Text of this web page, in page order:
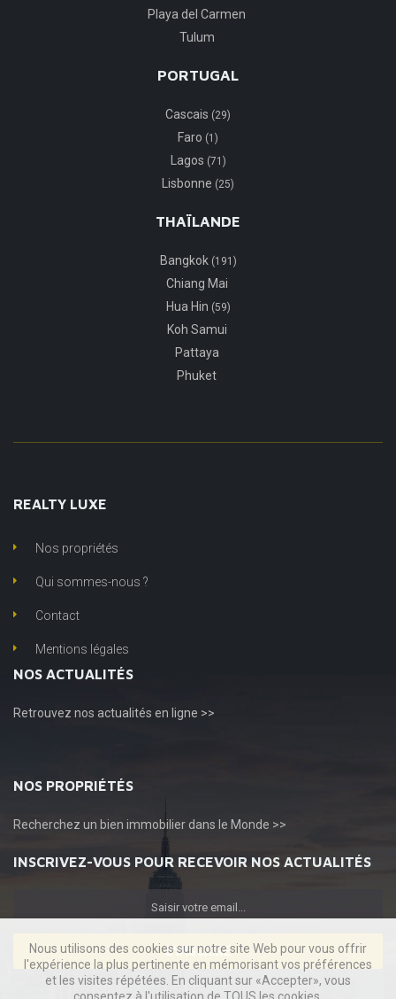
Playa del Carmen
Tulum
PORTUGAL
Cascais (29)
Faro (1)
Lagos (71)
Lisbonne (25)
THAÏLANDE
Bangkok (191)
Chiang Mai
Hua Hin (59)
Koh Samui
Pattaya
Phuket
REALTY LUXE
Nos propriétés
Qui sommes-nous ?
Contact
Mentions légales
NOS ACTUALITÉS
Retrouvez nos actualités en ligne >>
NOS PROPRIÉTÉS
Recherchez un bien immobilier dans le Monde >>
INSCRIVEZ-VOUS POUR RECEVOIR NOS ACTUALITÉS
S'INSCRIRE
Nous utilisons des cookies sur notre site Web pour vous offrir
l'expérience la plus pertinente en mémorisant vos préférences
et les visites répétées. En cliquant sur «Accepter», vous